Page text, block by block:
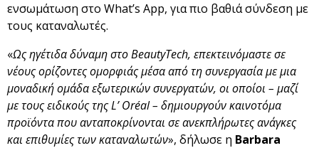
ενσωμάτωση στο What’s App, για πιο βαθιά σύνδεση με
τους καταναλωτές.
«Ως ηγέτιδα δύναμη στοBeautyTech, επεκτεινόμαστε σε
νέους ορίζοντες ομορφιάς μέσα από τη συνεργασία με μια
μοναδική ομάδα εξωτερικών συνεργατών, οι οποίοι – μαζί
με τους ειδικούς της L’ Oréal– δημιουργούν καινοτόμα
προϊόντα που ανταποκρίνονται σε ανεκπλήρωτες ανάγκες
και επιθυμίες των καταναλωτών», δήλωσε η Barbara